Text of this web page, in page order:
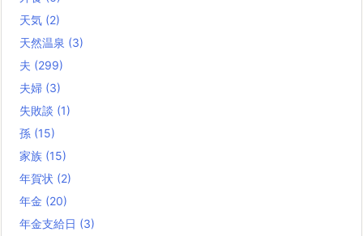
天気 (2)
天然温泉 (3)
夫 (299)
夫婦 (3)
失敗談 (1)
孫 (15)
家族 (15)
年賀状 (2)
年金 (20)
年金支給日 (3)